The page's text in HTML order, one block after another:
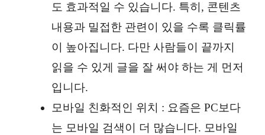
도 효과적일 수 있습니다. 특히, 콘텐츠
내용과 밀접한 관련이 있을 수록 클릭률
이 높아집니다. 다만 사람들이 끝까지
읽을 수 있게 글을 잘 써야 하는 게 먼저
입니다.
모바일 친화적인 위치 : 요즘은 PC보다
는 모바일 검색이 더 많습니다. 모바일